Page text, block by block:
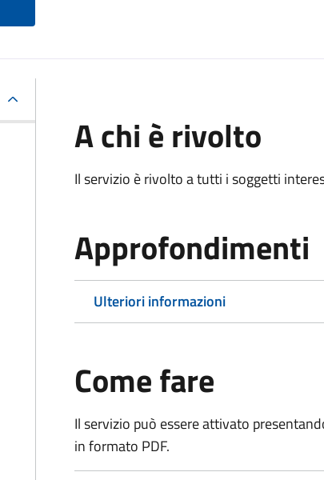
A chi è rivolto
Il servizio è rivolto a tutti i soggetti
Approfondimenti
Ulteriori informazioni
Come fare
Il servizio può essere attivato
in formato PDF.